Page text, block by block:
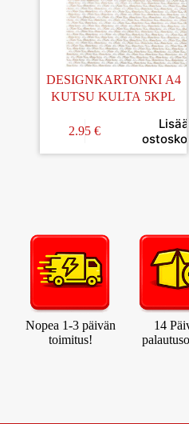
DESIGNKARTONKI A4
KUTSU KULTA 5KPL
2.95 €
Lisää
Nopea 1-3 päivän
toimitus!
14